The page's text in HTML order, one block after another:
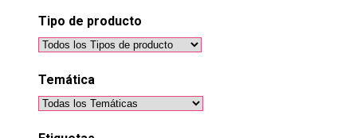
Tipo de producto
Temática